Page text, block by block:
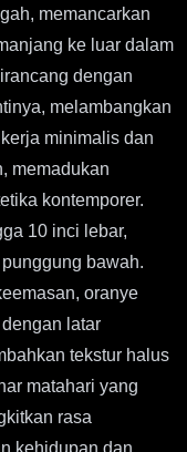
memancarkan
ke luar dalam
dengan
melambangkan
minimalis dan
memadukan
kontemporer.
10 inci lebar,
bawah.
oranye
latar
tekstur halus
matahari yang
rasa
kehidupan dan